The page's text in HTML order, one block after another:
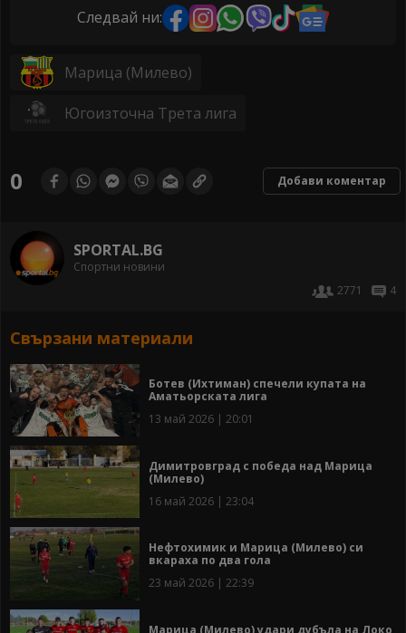
Следвай ни:
Марица (Милево)
Югоизточна Трета лига
0 Добави коментар
SPORTAL.BG
Спортни новини
2771
4
Свързани материали
Ботев (Ихтиман) спечели купата на
Аматьорската лига
13 май 2026 | 20:01
Димитровград с победа над Марица
(Милево)
16 май 2026 | 23:04
Нефтохимик и Марица (Милево) си
вкараха по два гола
23 май 2026 | 22:39
Марица (Милево) удари дубъла на Локо